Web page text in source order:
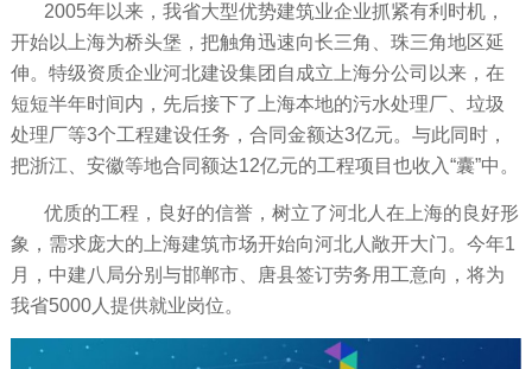
2005年以来，我省大型优势建筑业企业抓紧有利时机，
开始以上海为桥头堡，把触角迅速向长三角、珠三角地区延
伸。特级资质企业河北建设集团自成立上海分公司以来，在
短短半年时间内，先后接下了上海本地的污水处理厂、垃圾
处理厂等3个工程建设任务，合同金额达3亿元。与此同时，
把浙江、安徽等地合同额达12亿元的工程项目也收入“囊”中。
优质的工程，良好的信誉，树立了河北人在上海的良好形
象，需求庞大的上海建筑市场开始向河北人敞开大门。今年1
月，中建八局分别与邯郸市、唐县签订劳务用工意向，将为
我省5000人提供就业岗位。